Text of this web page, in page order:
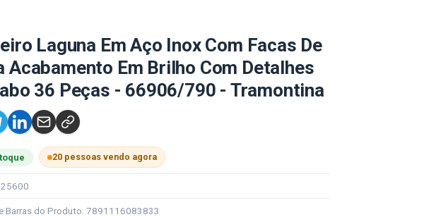
Laguna Em Aço Inox Com Facas De
Acabamento Em Brilho Com Detalhes
36 Peças - 66906/790 - Tramontina
20 pessoas vendo agora
Barras do Produto: 7891116083833